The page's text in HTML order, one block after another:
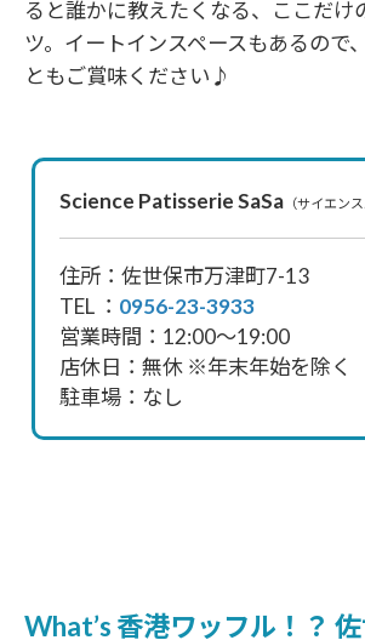
ると誰かに教えたくなる、ここだけ
ツ。イートインスペースもあるので
ともご賞味ください♪
Science Patisserie SaSa （サイエン
住所：佐世保市万
TEL ： 0956-23-3933
営業時間：12:00〜19:00
店休日：無休 ※年末年始を除く
駐車場：なし
What’s 香港ワッフル！？